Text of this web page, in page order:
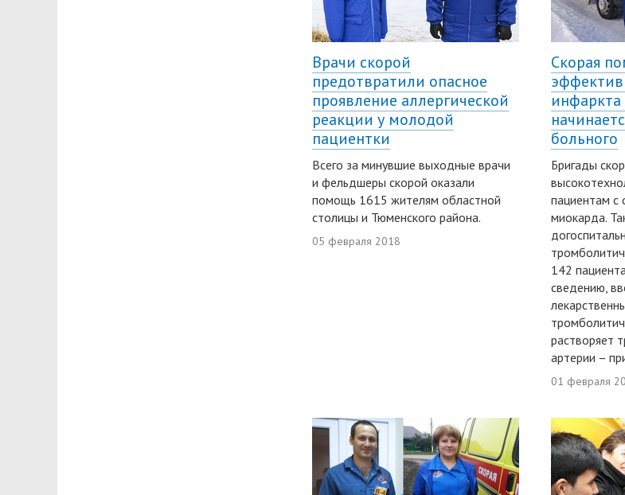
Врачи скорой
предотвратили опасное
проявление аллергической
реакции у молодой
пациентки
Всего за минувшие выходные врачи
и фельдшеры скорой оказали
помощь 1615 жителям областной
столицы и Тюменского района.
05 февраля 2018
Скорая
больного
Бригады
пациентам с
миокарда.
142
сведению,
растворяет
артерии –
01 февраля